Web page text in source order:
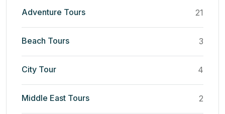
Adventure Tours 21
Beach Tours 3
City Tour 4
Middle East Tours 2